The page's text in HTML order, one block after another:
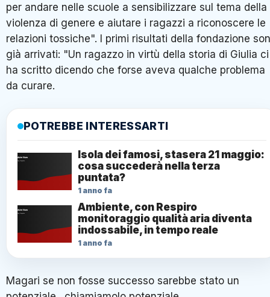
per andare nelle scuole a sensibilizzare sul tema della
violenza di genere e aiutare i ragazzi a riconoscere le
relazioni tossiche". I primi risultati della fondazione
già arrivati: "Un ragazzo in virtù della storia di Giulia ci
ha scritto dicendo che forse aveva qualche problema
da curare.
POTREBBE INTERESSARTI
Isola dei famosi, stasera 21 maggio:
cosa succederà nella terza
puntata?
1 anno fa
Ambiente, con Respiro
monitoraggio qualità aria diventa
indossabile, in tempo reale
1 anno fa
Magari se non fosse successo sarebbe stato un